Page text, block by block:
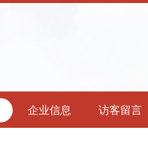
企业信息 访客留言